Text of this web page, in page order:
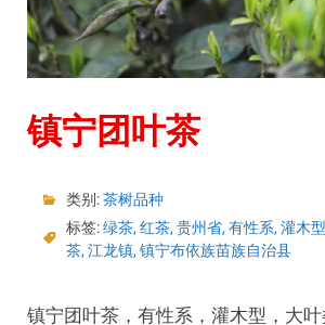
镇宁团叶茶
类别:茶树品种
标签:绿茶, 红茶, 贵州省, 有性系, 灌木型
茶, 江龙镇, 镇宁布依族苗族自治县
镇宁团叶茶，有性系，灌木型，大